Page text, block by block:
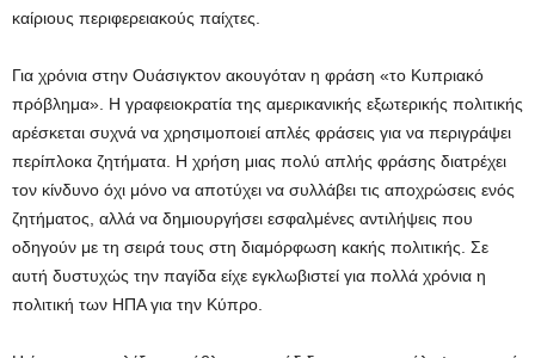
καίριους περιφερειακούς παίχτες.
Για χρόνια στην Ουάσιγκτον ακουγόταν η φράση «το Κυπριακό
πρόβλημα». Η γραφειοκρατία της αμερικανικής εξωτερικής πολιτικής
αρέσκεται συχνά να χρησιμοποιεί απλές φράσεις για να περιγράψει
περίπλοκα ζητήματα. Η χρήση μιας πολύ απλής φράσης διατρέχει
τον κίνδυνο όχι μόνο να αποτύχει να συλλάβει τις αποχρώσεις ενός
ζητήματος, αλλά να δημιουργήσει εσφαλμένες αντιλήψεις που
οδηγούν με τη σειρά τους στη διαμόρφωση κακής πολιτικής. Σε
αυτή δυστυχώς την παγίδα είχε εγκλωβιστεί για πολλά χρόνια η
πολιτική των ΗΠΑ για την Κύπρο.